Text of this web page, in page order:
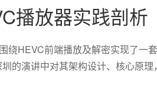
播放器实践剖析
绕HEVC前端播放及解密实现了一
的演讲中对其架构设计、核心原